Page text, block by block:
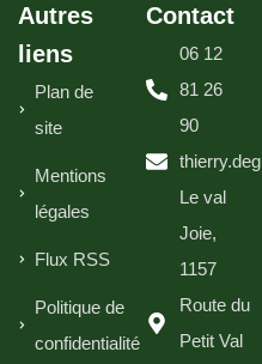
Autres
liens
Plan de
site
Mentions
légales
Flux RSS
Politique de
confidentialité
Contact
06 12
81 26
90
Le val
Joie,
1157
Route du
Petit Val